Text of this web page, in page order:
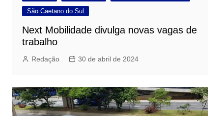
São Caetano do Sul
Next Mobilidade divulga novas vagas de
trabalho
Redação 30 de abril de 2024